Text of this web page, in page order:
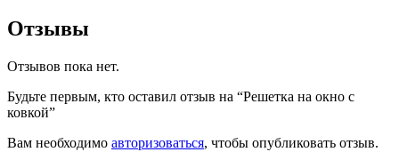
Отзывы
Отзывов пока нет.
Будьте первым, кто оставил отзыв на “Решетка на окно с
ковкой”
Вам необходимо авторизоваться, чтобы опубликовать отзыв.